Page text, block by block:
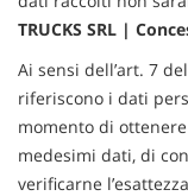
TRUCKS SRL |
Ai sensi dell’art. 7
riferiscono i dati
momento di
medesimi dati, di
verificarne